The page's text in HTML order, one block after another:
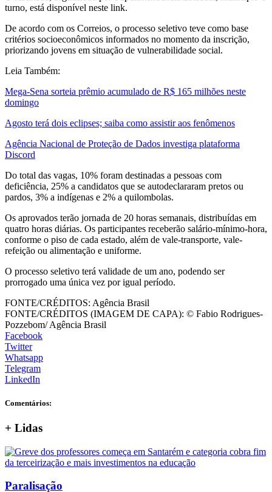
turno, está disponível neste link.
De acordo com os Correios, o processo seletivo teve como base
critérios socioeconômicos informados no momento da inscrição,
priorizando jovens em situação de vulnerabilidade social.
Leia Também:
Mega-Sena sorteia prêmio acumulado de R$ 165 milhões neste
domingo
Agosto terá dois eclipses; saiba como assistir aos fenômenos
Agência Nacional de Proteção de Dados investiga plataforma
Discord
Do total das vagas, 10% foram destinadas a pessoas com
deficiência, 25% a candidatos que se autodeclararam pretos ou
pardos, 3% a indígenas e 2% a quilombolas.
Os aprovados terão jornada de 20 horas semanais, distribuídas em
quatro horas diárias. Os participantes receberão salário-mínimo-hora,
conforme o piso de cada estado, além de vale-transporte, vale-
refeição ou alimentação e uniforme.
O processo seletivo terá validade de um ano, podendo ser
prorrogado uma única vez por igual período.
FONTE/CRÉDITOS: Agência Brasil
FONTE/CRÉDITOS (IMAGEM DE CAPA): © Fabio Rodrigues-
Pozzebom/ Agência Brasil
Facebook
Twitter
Whatsapp
Telegram
LinkedIn
Comentários:
+ Lidas
Paralisação